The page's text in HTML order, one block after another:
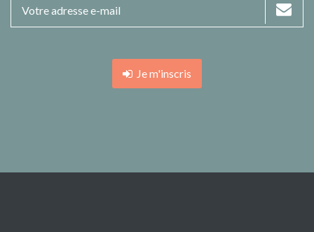
Je m'inscris